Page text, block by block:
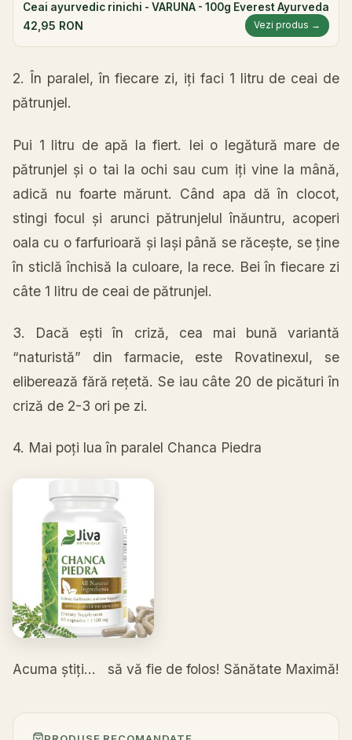
Ceai ayurvedic rinichi - VARUNA - 100g Everest Ayurveda
42,95 RON Vezi produs →
2. În paralel,în fiecare zi, iți faci 1 litru de ceai de
pătrunjel.
Pui 1 litru de apă la fiert. Iei o legătură mare de
pătrunjel și o tai la ochi sau cum iți vine la mână,
adică nu foarte mărunt. Când apa dăîn clocot,
stingi focul și arunci pătrunjelul înăuntru, acoperi
oala cu ofarfurioară și lași până se răcește, seține
în sticlă închisă la culoare, la rece. Beiîn fiecare zi
câte 1 litru de ceai de pătrunjel.
3. Dacă ești în criză, cea mai bună
variantă
“naturistă” din farmacie, este Rovatinexul, se
eliberează fără rețetă. Se iau câte 20 de picături în
criză de 2-3 ori pe zi.
4. Mai poți luaîn paralel Chanca Piedra
Acuma știți… să vă fie de folos! Sănătate Maximă!